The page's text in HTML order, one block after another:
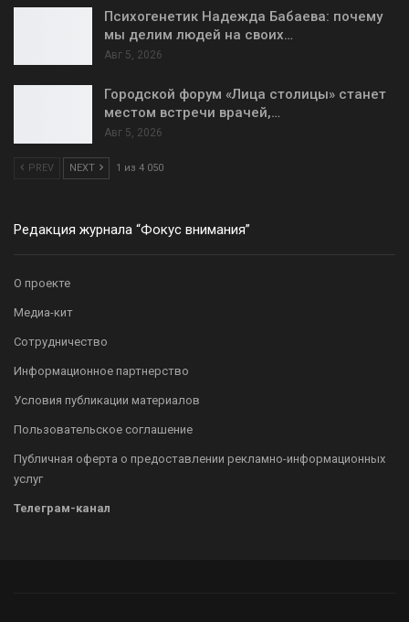
Психогенетик Надежда Бабаева: почему
мы делим людей на своих…
Авг 5, 2026
Городской форум «Лица столицы» станет
местом встречи врачей,…
Авг 5, 2026
PREV NEXT 1 из 4 050
Редакция журнала “Фокус внимания”
О проекте
Медиа-кит
Сотрудничество
Информационное партнерство
Условия публикации материалов
Пользовательское соглашение
Публичная оферта о предоставлении рекламно-информационных
услуг
Телеграм-канал